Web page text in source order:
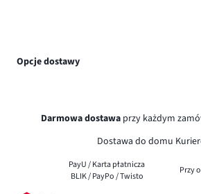
Opcje dostawy
Darmowa dostawa przy każdym
Dostawa do domu
PayU / Karta płatnicza
BLIK / PayPo / Twisto
Przy